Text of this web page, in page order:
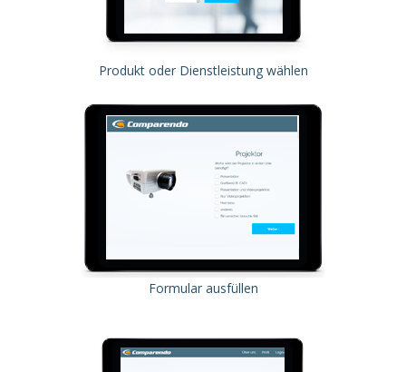
Produkt oder Dienstleistung wählen
Formular ausfüllen